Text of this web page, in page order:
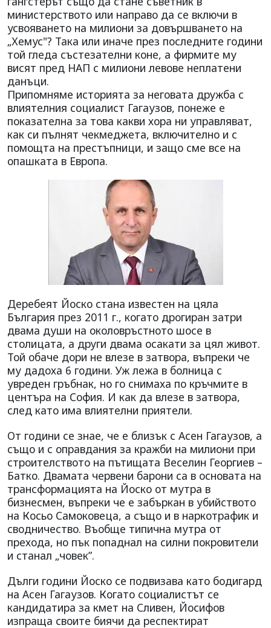
министерството или направо да се включи в
усвояването на милиони за довършването на
„Хемус"? Така или иначе през последните години
той гледа състезателни коне, а фирмите му
висят пред НАП с милиони левове неплатени
данъци.
Припомняме историята за неговата дружба с
влиятелния социалист Гагаузов, понеже е
показателна за това какви хора ни управляват,
как си пълнят чекмеджета, включително и с
помощта на престъпници, и защо сме все на
опашката в Европа.
Деребеят Йоско стана известен на цяла
България през 2011 г., когато дрогиран затри
двама души на околовръстното шосе в
столицата, а други двама осакати за цял живот.
Той обаче дори не влезе в затвора, въпреки че
му дадоха 6 години. Уж лежа в болница с
увреден гръбнак, но го снимаха по кръчмите в
центъра на София. И как да влезе в затвора,
след като има влиятелни приятели.
От години се знае, че е близък с Асен Гагаузов, а
също и с оправдания за кражби на милиони при
строителството на пътищата Веселин Георгиев –
Батко. Двамата червени барони са в основата на
трансформацията на Йоско от мутра в
бизнесмен, въпреки че е забъркан в убийството
на Косьо Самоковеца, а също и в наркотрафик и
сводничество. Въобще типична мутра от
прехода, но пък попаднал на силни покровители
и станал „човек”.
Дълги години Йоско се подвизава като бодигард
на Асен Гагаузов. Когато социалистът се
кандидатира за кмет на Сливен, Йосифов
изпраща своите биячи да респектират